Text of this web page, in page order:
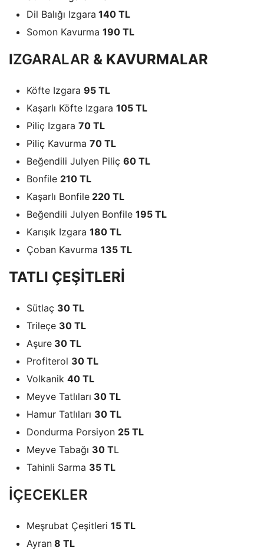
Dil Balığı Izgara 140 TL
Somon Kavurma 190 TL
IZGARALAR & KAVURMALAR
Köfte Izgara 95 TL
Kaşarlı Köfte Izgara 105 TL
Piliç Izgara 70 TL
Piliç Kavurma 70 TL
Beğendili Julyen Piliç 60 TL
Bonfile 210 TL
Kaşarlı Bonfile 220 TL
Beğendili Julyen Bonfile 195 TL
Karışık Izgara 180 TL
Çoban Kavurma 135 TL
TATLI ÇEŞİTLERİ
Sütlaç 30 TL
Trileçe 30 TL
Aşure 30 TL
Profiterol 30 TL
Volkanik 40 TL
Meyve Tatlıları 30 TL
Hamur Tatlıları 30 TL
Dondurma Porsiyon 25 TL
Meyve Tabağı 30 TL
Tahinli Sarma 35 TL
İÇECEKLER
Meşrubat Çeşitleri 15 TL
Ayran 8 TL